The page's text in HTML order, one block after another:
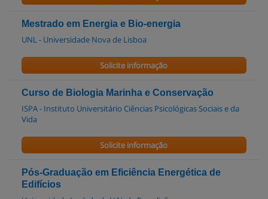
Mestrado em Energia e Bio-energia
UNL - Universidade Nova de Lisboa
Solicite informação
Curso de Biologia Marinha e Conservação
ISPA - Instituto Universitário Ciências Psicológicas Sociais e da
Vida
Solicite informação
Pós-Graduação em Eficiência Energética de
Edifícios